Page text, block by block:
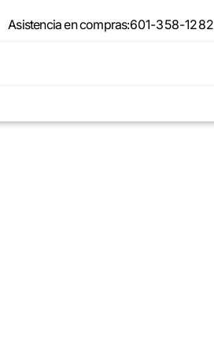
Asistencia en compras:601-358-1282